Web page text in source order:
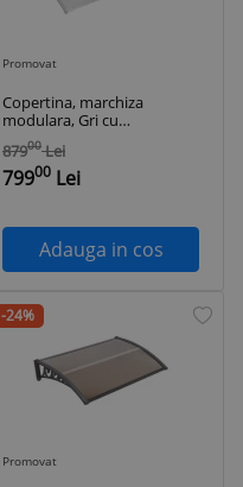
Promovat
Copertina, marchiza
modulara, Gri cu
Policarbonat
Transparent, 360 x
120 cm
87900 Lei
79900 Lei
Adauga in cos
-24%
Promovat